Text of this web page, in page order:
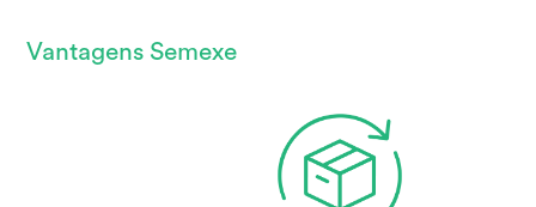
Vantagens Semexe